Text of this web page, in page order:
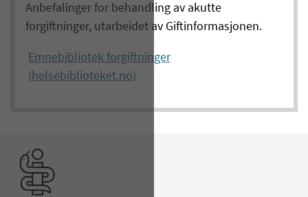
Anbefalinger for behandling av akutte
forgiftninger, utarbeidet av Giftinformasjonen.
Emnebibliotek forgiftninger
(helsebiblioteket.no)